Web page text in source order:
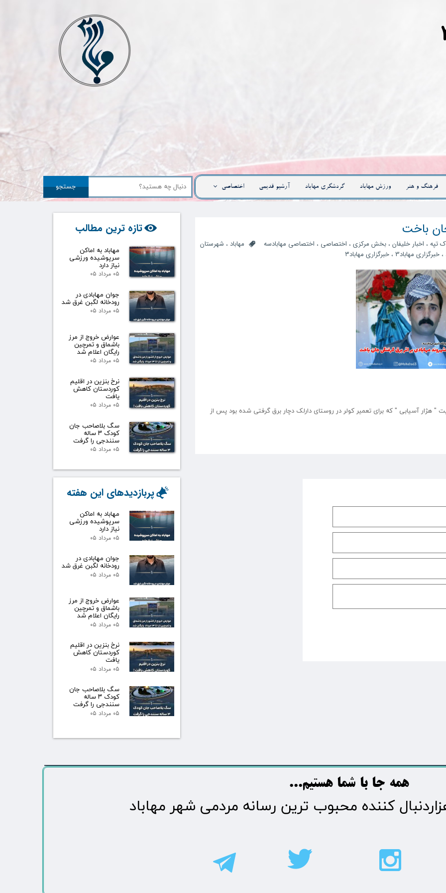
فرهنگ و هنر ورزش مهاباد گردشگری مهاباد آرشیو قدیمی اختصاصی جستجو
باخت
تپه ، اخبار خلیفان ،بخش مرکزی ، اختصاصی ، اختصاصی مهابادسه مهاباد ، شهرستان
،خبرگزاری مهاباد3 ،خبرگزاری مهاباد۳
هژار آسیابی " که برای تعمیر کولر در روستای دارلک دچار برق گرفتی شده بود پس از
تازه ترین مطالب
مهاباد به اماکن
سرپوشیده ورزشی
نیاز دارد
۰۵ مرداد ۰۵
جوان مهابادی در
رودخانه لگبن غرق شد
۰۵ مرداد ۰۵
عوارض خروج از مرز
باشماق و تمرچین
رایگان اعلام شد
۰۵ مرداد ۰۵
نرخ بنزین در اقلیم
کوردستان کاهش
یافت
۰۵ مرداد ۰۵
سگ بلاصاحب جان
کودک ۳ ساله
سنندجی را گرفت
۰۵ مرداد ۰۵
مهاباد به اماکن
سرپوشیده ورزشی
نیاز دارد
۰۵ مرداد ۰۵
جوان مهابادی در
رودخانه لگبن غرق شد
۰۵ مرداد ۰۵
عوارض خروج از مرز
باشماق و تمرچین
رایگان اعلام شد
۰۵ مرداد ۰۵
نرخ بنزین در اقلیم
کوردستان کاهش
یافت
۰۵ مرداد ۰۵
سگ بلاصاحب جان
کودک ۳ ساله
سنندجی را گرفت
۰۵ مرداد ۰۵
پربازدیدهای این هفته
​​​همه جا با شما هستیم...​​​​​​​​​​​​​​